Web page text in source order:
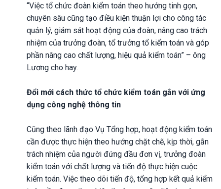
“Việc tổ chức đoàn kiểm toán theo hướng tinh gọn,
chuyên sâu cũng tạo điều kiện thuận lợi cho công tác
quản lý, giám sát hoạt động của đoàn, nâng cao trách
nhiệm của trưởng đoàn, tổ trưởng tổ kiểm toán và góp
phần nâng cao chất lượng, hiệu quả kiểm toán” – ông
Lương cho hay.
Đổi mới cách thức tổ chức kiểm toán gắn với ứng
dụng công nghệ thông tin
Cũng theo lãnh đạo Vụ Tổng hợp, hoạt động kiểm toán
cần được thực hiện theo hướng chặt chẽ, kịp thời, gắn
trách nhiệm của người đứng đầu đơn vị, trưởng đoàn
kiểm toán với chất lượng và tiến độ thực hiện cuộc
kiểm toán. Việc theo dõi tiến độ, tổng hợp kết quả kiểm